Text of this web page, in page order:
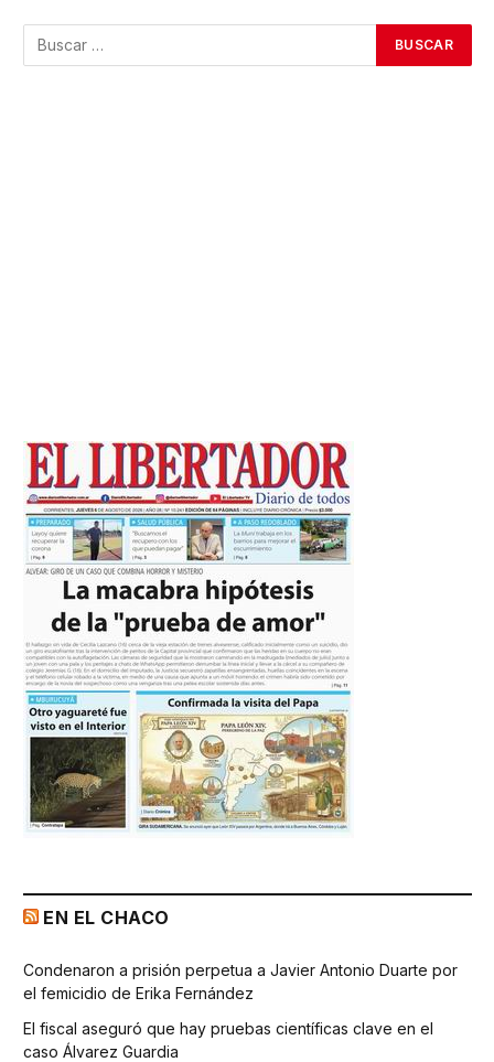
EN EL CHACO
Condenaron a prisión perpetua a Javier Antonio Duarte por
el femicidio de Erika Fernández
El fiscal aseguró que hay pruebas científicas clave en el
caso Álvarez Guardia